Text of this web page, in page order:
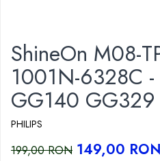
ShineOn M08-
1001N-6328C
GG140
PHILIPS
199,00 RON 149,00 RON